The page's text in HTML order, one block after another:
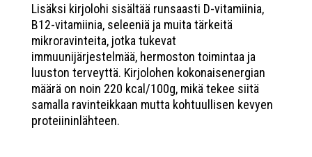
Lisäksi kirjolohi sisältää runsaasti D-vitamiinia,
B12-vitamiinia, seleeniä ja muita tärkeitä
mikroravinteita, jotka tukevat
immuunijärjestelmää, hermoston toimintaa ja
luuston terveyttä. Kirjolohen kokonaisenergian
määrä on noin 220 kcal/100g, mikä tekee siitä
samalla ravinteikkaan mutta kohtuullisen kevyen
proteiininlähteen.